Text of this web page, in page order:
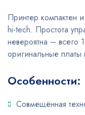
Принтер компактен
hi-tech. Простота
невероятна – всего
оригинальные
Особенности:
Совмещённая